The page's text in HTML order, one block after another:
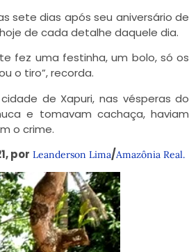
sete dias após seu aniversário de
de cada detalhe daquele dia.
fez uma festinha, um bolo, só os
o tiro”, recorda.
de Xapuri, nas vésperas do
e tomavam cachaça, haviam
o crime.
por Leanderson Lima/Amazônia Real.